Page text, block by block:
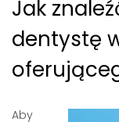
Jak
dentystę
Aby